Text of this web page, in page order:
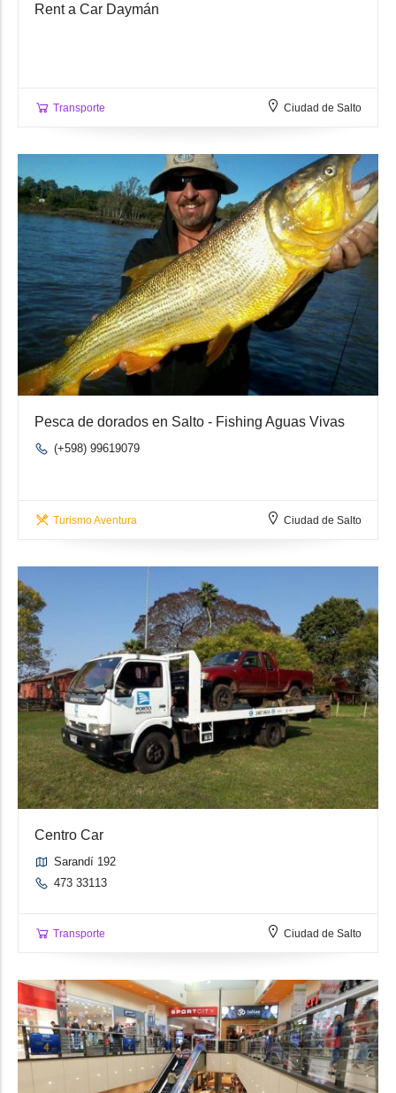
Rent a Car Daymán
Transporte Ciudad de Salto
Pesca de dorados en Salto - Fishing Aguas Vivas
(+598) 99619079
Turismo Aventura Ciudad de Salto
Centro Car
Sarandí 192
473 33113
Transporte Ciudad de Salto